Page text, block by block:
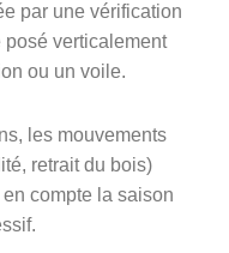
par une vérification
verticalement
ou un voile.
les mouvements
retrait du bois)
compte la saison